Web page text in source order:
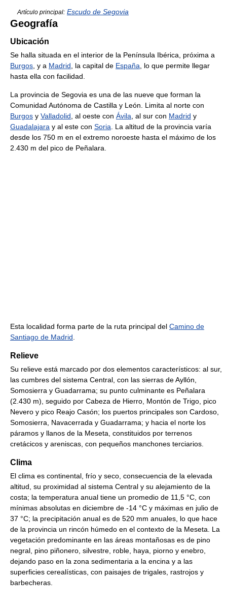
Artículo principal: Escudo de Segovia
Geografía
Ubicación
Se halla situada en el interior de la Península Ibérica, próxima a
Burgos , y a Madrid , la capital de España , lo que permite llegar
hasta ella con facilidad.
La provincia de Segovia es una de las nueve que forman la
Comunidad Autónoma de Castilla y León. Limita al norte con
Burgos y Valladolid , al oeste con Ávila , al sur con Madrid y
Guadalajara y al este con Soria . La altitud de la provincia varía
desde los 750 m en el extremo noroeste hasta el máximo de los
2.430 m del pico de Peñalara.
Esta localidad forma parte de la ruta principal del Camino de
Santiago de Madrid
Relieve
Su relieve está marcado por dos elementos característicos: al sur,
las cumbres del sistema Central, con las sierras de Ayllón,
Somosierra y Guadarrama; su punto culminante es Peñalara
(2.430 m), seguido por Cabeza de Hierro, Montón de Trigo, pico
Nevero y pico Reajo Casón; los puertos principales son Cardoso,
Somosierra, Navacerrada y Guadarrama; y hacia el norte los
páramos y llanos de la Meseta, constituidos por terrenos
cretácicos y areniscas, con pequeños manchones terciarios.
Clima
El clima es continental, frío y seco, consecuencia de la elevada
altitud, su proximidad al sistema Central y su alejamiento de la
costa; la temperatura anual tiene un promedio de 11,5 °C, con
mínimas absolutas en diciembre de -14 °C y máximas en julio de
37 °C; la precipitación anual es de 520 mm anuales, lo que hace
de la provincia un rincón húmedo en el contexto de la Meseta. La
vegetación predominante en las áreas montañosas es de pino
negral, pino piñonero, silvestre, roble, haya, piorno y enebro,
dejando paso en la zona sedimentaria a la encina y a las
superficies cerealísticas, con paisajes de trigales, rastrojos y
barbecheras.